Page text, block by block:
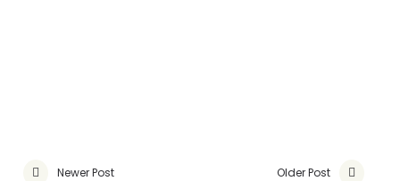
Newer Post Older Post